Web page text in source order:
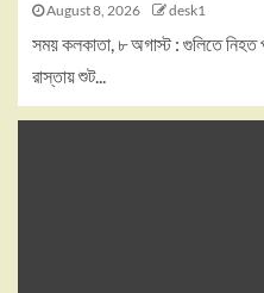
August 8, 2026 desk1
সময় কলকাতা, ৮ অগাস্ট : গুলিতে
রাস্তায় শুট...